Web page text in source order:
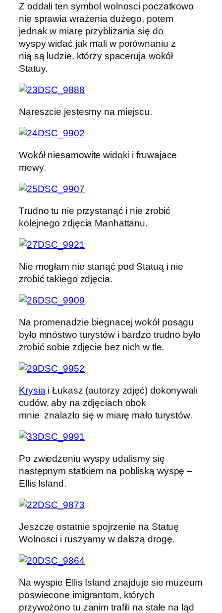
Z oddali ten symbol wolnosci poczatkowo
nie sprawia wrażenia dużego, potem
jednak w miarę przybliżania się do
wyspy widać jak mali w porównaniu z
nią są ludzie. którzy spaceruja wokół
Statuy.
Nareszcie jestesmy na miejscu.
Wokół niesamowite widoki i fruwajace
mewy.
Trudno tu nie przystanąć i nie zrobić
kolejnego zdjęcia Manhattanu.
Nie mogłam nie stanąć pod Statuą i nie
zrobić takiego zdjęcia.
Na promenadzie biegnacej wokół posągu
było mnóstwo turystów i bardzo trudno było
zrobić sobie zdjęcie bez nich w tle.
Krysia i Łukasz (autorzy zdjęć) dokonywali
cudów, aby na zdjęciach obok
mnie znalazło się w miarę mało turystów.
Po zwiedzeniu wyspy udalismy się
następnym statkiem na pobliską wyspę –
Ellis Island.
Jeszcze ostatnie spojrzenie na Statuę
Wolnosci i ruszyamy w dalszą drogę.
Na wyspie Ellis Island znajduje sie muzeum
poswiecone imigrantom, których
przywożono tu zanim trafili na stałe na ląd